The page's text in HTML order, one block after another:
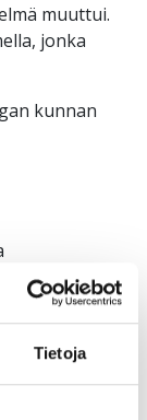
Tietoja
muuttui.
jonka
kunnan